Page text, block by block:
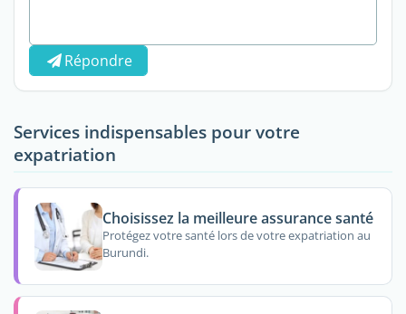
Répondre
Services indispensables pour votre
expatriation
Choisissez la meilleure assurance santé
Protégez votre santé lors de votre expatriation au
Burundi.